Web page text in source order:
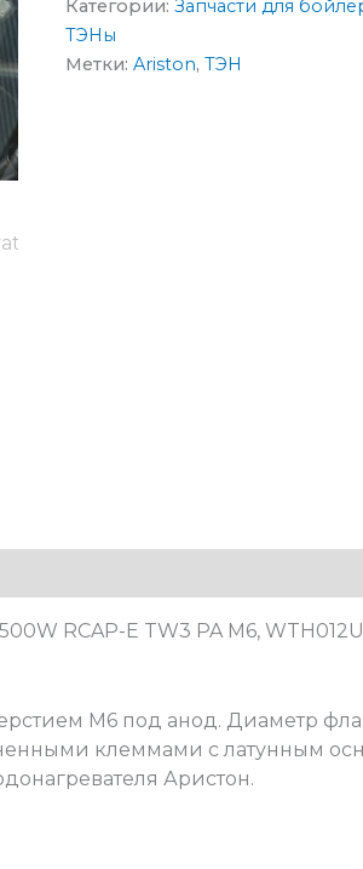
Категории:Запчасти для
ТЭНы
Метки:Ariston,ТЭН
RCAP-E TW3 PA M6,
M6 под анод. Диаметр
клеммами с латунным
Аристон.